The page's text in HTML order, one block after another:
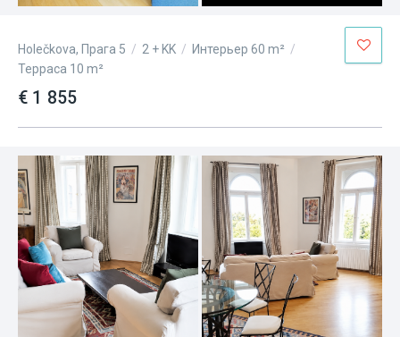
Holečkova, Прага 5 / 2 + KK / Интерьер 60 m² /
Терраса 10 m²
€ 1 855